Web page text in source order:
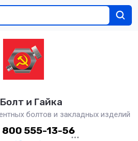
и Гайка
болтов и закладных изделий
800 555-13-56